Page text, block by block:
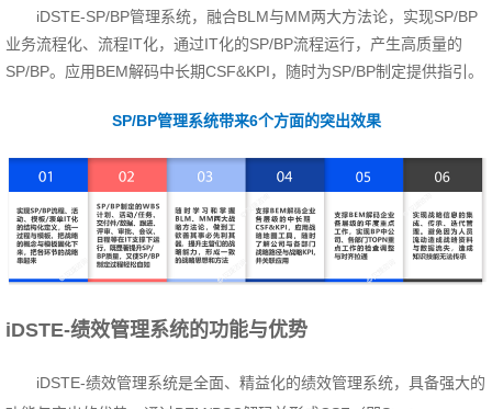
iDSTE-SP/BP管理系统，融合BLM与MM两大方法论，实现SP/BP
业务流程化、流程IT化，通过IT化的SP/BP流程运行，产生高质量的
SP/BP。应用BEM解码中长期CSF&KPI，随时为SP/BP制定提供指引。
SP/BP管理系统带来6个方面的突出效果
iDSTE-绩效管理系统的功能与优势
iDSTE-绩效管理系统是全面、精益化的绩效管理系统，具备强大的